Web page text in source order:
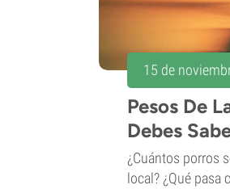
15 de
Pesos De
Debes
¿Cuántos porros
local? ¿Qué